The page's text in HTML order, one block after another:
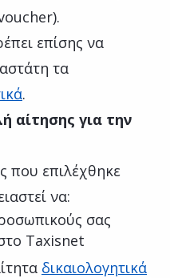
επίσης να
τα
.
αίτησης για την
που επιλέχθηκε
να:
σας
Taxisnet
δικαιολογητικά